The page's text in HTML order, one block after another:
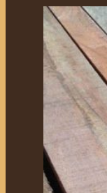
Jual
Blog
Kontak
Hubungi